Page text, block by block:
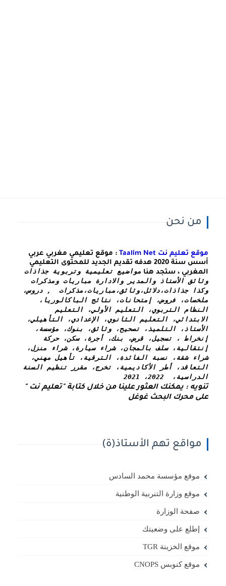
من نحن
موقع تعليم نت Taalim Net
: موقع تعليمي مغربي عربي
أسس سنة 2020 هدفه تقديم الجديد للمحتوى التعليمي
المغربي ، ستجد هنا
وكذا
الدراسية،  2022، 2021
على محرك البحث غوغل
مواقع تهم الأستاذ(ة)
موقع مؤسسة محمد السادس
موقع وزارة التنربية الوطنية
صفحة الوزارة
إطلع على وضعيتك
موقع الخزينة TGR
موقع كنوبس CNOPS